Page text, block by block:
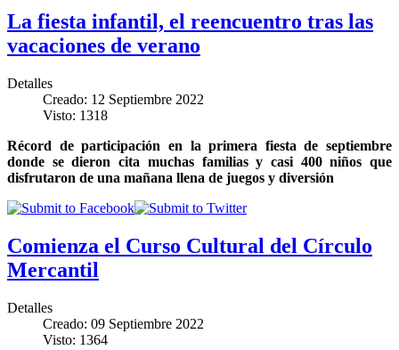
La fiesta infantil, el reencuentro tras las
vacaciones de verano
Detalles
Creado: 12 Septiembre 2022
Visto: 1318
Récord de participación en la primera fiesta de septiembre
donde se dieron cita muchas familias y casi 400 niños que
disfrutaron de una mañana llena de juegos y diversión
Comienza el Curso Cultural del Círculo
Mercantil
Detalles
Creado: 09 Septiembre 2022
Visto: 1364